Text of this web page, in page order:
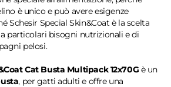
è unico e può avere esigenze
Schesir Special Skin&Coat è la scelta
particolari bisogni nutrizionali e di
pelosi.
Cat Busta Multipack 12x70G è un
, per gatti adulti e offre una